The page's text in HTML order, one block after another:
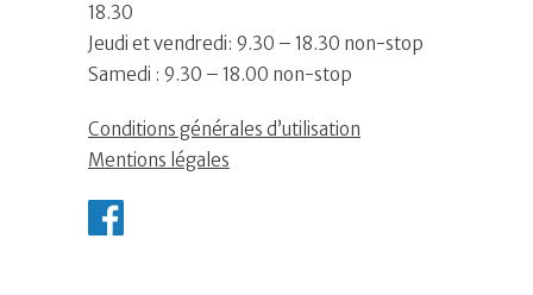
18.30
Jeudi et vendredi: 9.30 – 18.30 non-stop
Samedi : 9.30 – 18.00 non-stop
Conditions générales d’utilisation
Mentions légales